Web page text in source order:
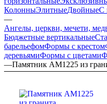
КолонныЭлитныеДвойныеС
—
Ангелы, церкви, мечети,
Бюджетные вертикальные
барельефомФормы с крестом
деревьямиФормы с цветами
—Памятник AM1225 из